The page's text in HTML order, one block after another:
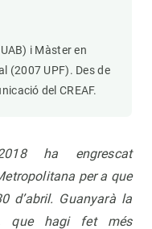
i Màster en
(2007 UPF). Des de
del CREAF.
ha engrescat
per a que
d’abril. Guanyarà la
que hagi fet més